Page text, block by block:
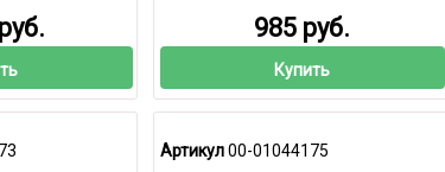
985 руб.
Купить
Артикул00-01044175